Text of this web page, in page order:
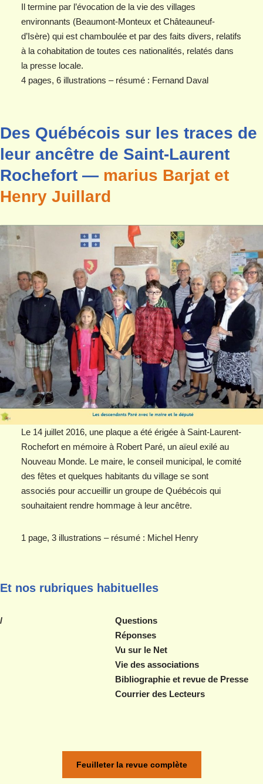
Il termine par l’évocation de la vie des villages
environnants (Beaumont-Monteux et Châteauneuf-
d’Isère) qui est chamboulée et par des faits divers, relatifs
à la cohabitation de toutes ces nationalités, relatés dans
la presse locale.
4 pages, 6 illustrations – résumé : Fernand Daval
Des Québécois sur les traces de
leur ancêtre de Saint-Laurent
Rochefort — marius Barjat et
Henry Juillard
Le 14 juillet 2016, une plaque a été érigée à Saint-Laurent-
Rochefort en mémoire à Robert Paré, un aïeul exilé au
Nouveau Monde. Le maire, le conseil municipal, le comité
des fêtes et quelques habitants du village se sont
associés pour accueillir un groupe de Québécois qui
souhaitaient rendre hommage à leur ancêtre.
1 page, 3 illustrations – résumé : Michel Henry
Et nos rubriques habituelles
/ Questions
Réponses
Vu sur le Net
Vie des associations
Bibliographie et revue de Presse
Courrier des Lecteurs
Feuilleter la revue complète